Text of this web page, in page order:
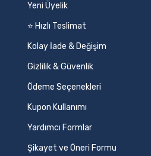
Yeni Üyelik
⭐ Hızlı Teslimat
Kolay İade & Değişim
Gizlilik & Güvenlik
Ödeme Seçenekleri
Kupon Kullanımı
Yardımcı Formlar
Şikayet ve Öneri Formu